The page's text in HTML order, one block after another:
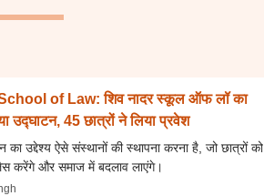
of Law: शिव नादर स्कूल ऑफ लॉ का
उद्घाटन, 45 छात्रों ने लिया प्रवेश
का उद्देश्य ऐसे संस्थानों की स्थापना करना है, जो छात्रों को
करेंगे और समाज में बदलाव लाएंगे।